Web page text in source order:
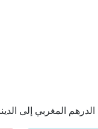
المغربي إلى